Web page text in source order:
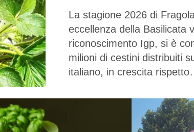
La stagione 2026 di
eccellenza della Basilicata
riconoscimento Igp, si è
milioni di cestini distribuiti
italiano, in crescita